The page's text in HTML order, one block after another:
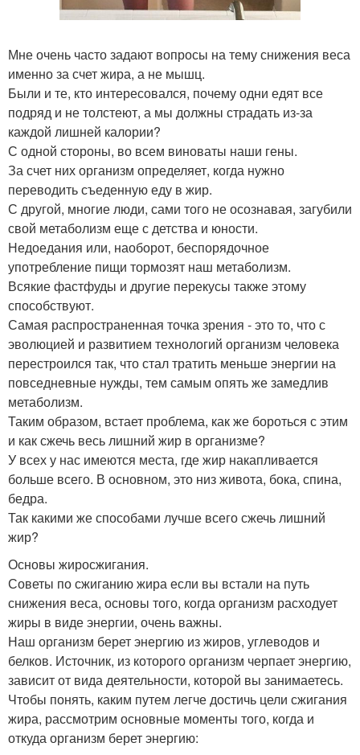
Мне очень часто задают вопросы на тему снижения веса
именно за счет жира, а не мышц.
Были и те, кто интересовался, почему одни едят все
подряд и не толстеют, а мы должны страдать из-за
каждой лишней калории?
С одной стороны, во всем виноваты наши гены.
За счет них организм определяет, когда нужно
переводить съеденную еду в жир.
С другой, многие люди, сами того не осознавая, загубили
свой метаболизм еще с детства и юности.
Недоедания или, наоборот, беспорядочное
употребление пищи тормозят наш метаболизм.
Всякие фастфуды и другие перекусы также этому
способствуют.
Самая распространенная точка зрения - это то, что с
эволюцией и развитием технологий организм человека
перестроился так, что стал тратить меньше энергии на
повседневные нужды, тем самым опять же замедлив
метаболизм.
Таким образом, встает проблема, как же бороться с этим
и как сжечь весь лишний жир в организме?
У всех у нас имеются места, где жир накапливается
больше всего. В основном, это низ живота, бока, спина,
бедра.
Так какими же способами лучше всего сжечь лишний
жир?
Основы жиросжигания.
Советы по сжиганию жира если вы встали на путь
снижения веса, основы того, когда организм расходует
жиры в виде энергии, очень важны.
Наш организм берет энергию из жиров, углеводов и
белков. Источник, из которого организм черпает энергию,
зависит от вида деятельности, которой вы занимаетесь.
Чтобы понять, каким путем легче достичь цели сжигания
жира, рассмотрим основные моменты того, когда и
откуда организм берет энергию: